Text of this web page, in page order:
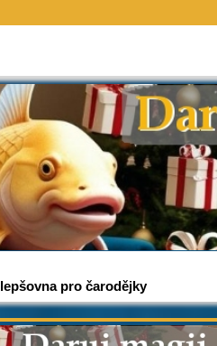
pro čarodějky